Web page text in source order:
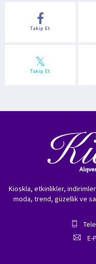
Takip Et
Takip Et
Kioskla, etkinlikler,
moda, trend, güzellik ve
E-